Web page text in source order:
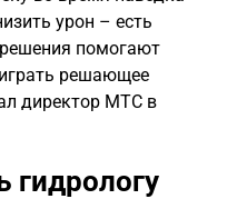
урон – есть
помогают
решающее
директор МТС в